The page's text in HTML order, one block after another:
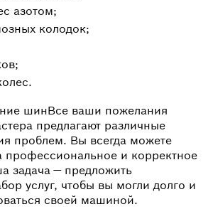
азотом;
колодок;
шинВсе ваши пожелания
предлагают различные
проблем. Вы всегда можете
профессиональное и корректное
задача — предложить
услуг, чтобы вы могли долго и
своей машиной.